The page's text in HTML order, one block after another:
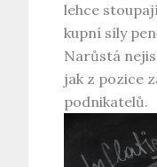
lehce
kupní síly
Narůstá
jak z pozice
podnikatelů.